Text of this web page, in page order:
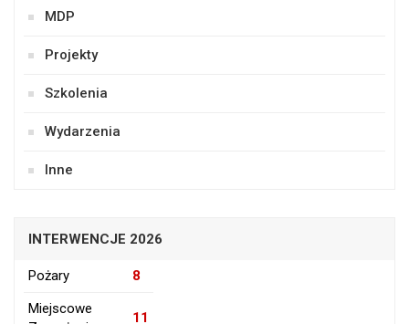
MDP
Projekty
Szkolenia
Wydarzenia
Inne
INTERWENCJE 2026
Pożary
8
Miejscowe
11